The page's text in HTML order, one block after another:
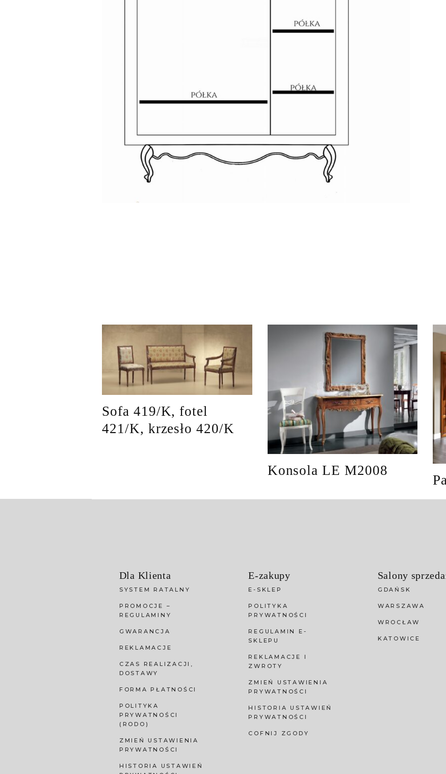
Sofa 419/K, fotel
421/K, krzesło 420/K
Konsola LE M2008
Dla Klienta
SYSTEM RATALNY
PROMOCJE –
REGULAMINY
GWARANCJA
REKLAMACJE
CZAS REALIZACJI,
DOSTAWY
FORMA PŁATNOŚCI
POLITYKA
PRYWATNOŚCI
(RODO)
ZMIEŃ USTAWIENIA
PRYWATNOŚCI
HISTORIA USTAWIEŃ
E-zakupy
E-SKLEP
POLITYKA
PRYWATNOŚCI
REGULAMIN E-
SKLEPU
REKLAMACJE I
ZWROTY
ZMIEŃ USTAWIENIA
PRYWATNOŚCI
HISTORIA USTAWIEŃ
PRYWATNOŚCI
COFNIJ ZGODY
Salony
GDAŃSK
WARSZAWA
WROCŁAW
KATOWICE